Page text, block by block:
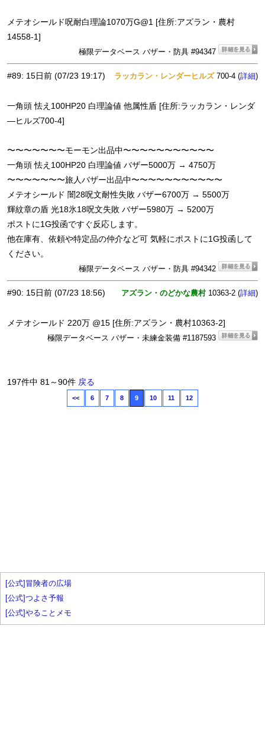
メテオシールド呪耐白理論1070万G@1 [住所:アズラン・農村
14558-1]
極限データベース バザー・防具 #94347
#89: 15日前 (07/23 19:17) ラッカラン・レンダーヒルズ700-4 (詳細)
一角頭 怯え100HP20 白理論値 他属性盾 [住所:ラッカラン・レンダ
—ヒルズ700-4]
〜〜〜〜〜〜〜モーモン出品中〜〜〜〜〜〜〜〜〜〜〜
一角頭 怯え100HP20 白理論値 バザー5000万 → 4750万
〜〜〜〜〜〜〜旅人バザー出品中〜〜〜〜〜〜〜〜〜〜〜
メテオシールド 闇28呪文耐性失敗 バザー6700万 → 5500万
輝紋章の盾 光18氷18呪文失敗 バザー5980万 → 5200万
ポストに1G投函ですぐ反応します。
他在庫有、依頼や特定品の仲介など可 気軽にポストに1G投函して
ください。
極限データベース バザー・防具 #94342
#90: 15日前 (07/23 18:56) アズラン・のどかな農村10363-2 (詳細)
メテオシールド 220万 @15 [住所:アズラン・農村10363-2]
極限データベース バザー・未練金装備 #1187593
197件中 81～90件 戻る
<< 6 7 8 9 10 11 12
[公式]冒険者の広場
[公式]つよさ予報
[公式]やることメモ